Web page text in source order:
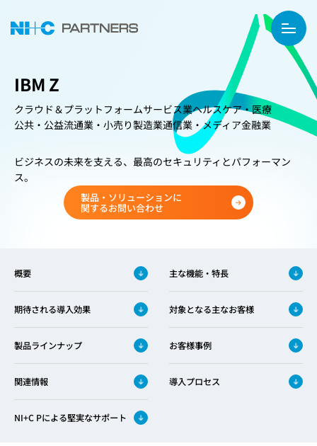
IBM Z
クラウド＆プラットフォームサービス業ヘルスケア・医療
公共・公益流通業・小売り製造業通信業・メディア金融業
ビジネスの未来を支える、最高のセキュリティとパフォーマン
ス。
製品・ソリューションに
関するお問い合わせ
概要 主な機能・特長
期待される導入効果 対象となる主なお客様
製品ラインナップ お客様事例
関連情報 導入プロセス
NI+C Pによる堅実なサポート